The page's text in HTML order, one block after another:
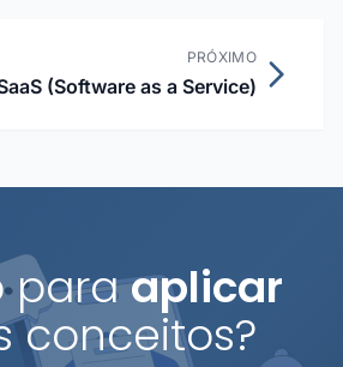
PRÓXIMO
(Software as a Service)
paraaplicar
conceitos?